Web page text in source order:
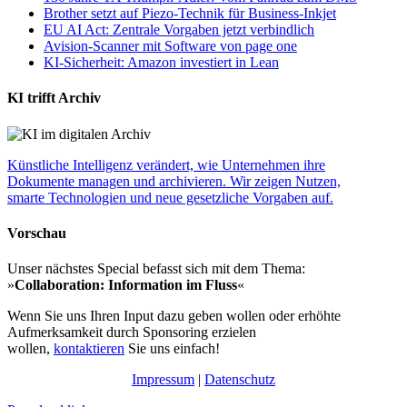
Brother setzt auf Piezo-Technik für Business-Inkjet
EU AI Act: Zentrale Vorgaben jetzt verbindlich
Avision-Scanner mit Software von page one
KI-Sicherheit: Amazon investiert in Lean
KI trifft Archiv
Künstliche Intelligenz verändert, wie Unternehmen ihre
Dokumente managen und archivieren. Wir zeigen Nutzen,
smarte Technologien und neue gesetzliche Vorgaben auf.
Vorschau
Unser nächstes Special befasst sich mit dem Thema:
»Collaboration: Information im Fluss«
Wenn Sie uns Ihren Input dazu geben wollen oder erhöhte
Aufmerksamkeit durch Sponsoring erzielen
wollen, kontaktieren Sie uns einfach!
Impressum | Datenschutz